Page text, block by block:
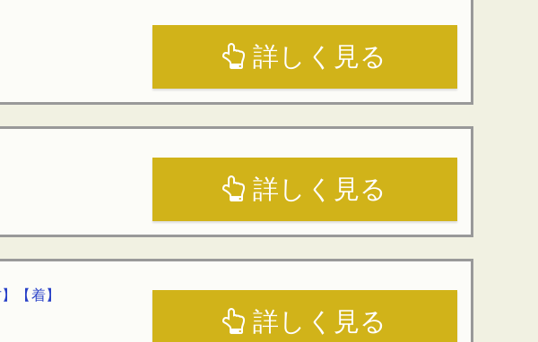
詳しく見る
詳しく見る
【着】
詳しく見る